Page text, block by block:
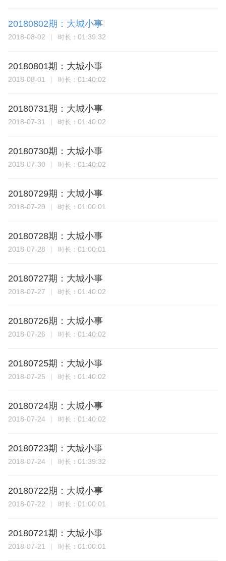
20180802期：大城小事
2018-08-02 时长： 01:39:32
20180801期：大城小事
2018-08-01 时长： 01:40:02
20180731期：大城小事
2018-07-31 时长： 01:40:02
20180730期：大城小事
2018-07-30 时长： 01:40:02
20180729期：大城小事
2018-07-29 时长： 01:00:01
20180728期：大城小事
2018-07-28 时长： 01:00:01
20180727期：大城小事
2018-07-27 时长： 01:40:02
20180726期：大城小事
2018-07-26 时长： 01:40:02
20180725期：大城小事
2018-07-25 时长： 01:40:02
20180724期：大城小事
2018-07-24 时长： 01:40:02
20180723期：大城小事
2018-07-24 时长： 01:39:32
20180722期：大城小事
2018-07-22 时长： 01:00:01
20180721期：大城小事
2018-07-21 时长： 01:00:01